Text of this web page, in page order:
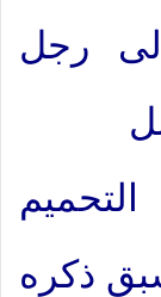
رجل
ذكره